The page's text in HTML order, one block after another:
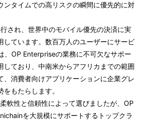
ンタイムでの高リスクの瞬間に優先的に対
され、世界中のモバイル優先の決済に実
しています。数百万人のユーザーにサービ
、OP Enterpriseの業務に不可欠なサポー
しており、中南米からアフリカまでの範囲
、消費者向けアプリケーションに企業グレ
もたらします。
軟性と信頼性によって選びましたが、OP
を大規模にサポートするトップクラ